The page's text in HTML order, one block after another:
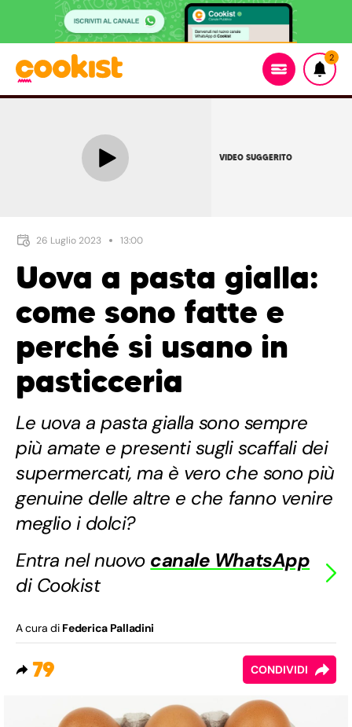
2
VIDEO SUGGERITO
26 Luglio 2023 13:00
Uova a pasta gialla:
come sono fatte e
perché si usano in
pasticceria
Le uova a pasta gialla sono sempre
più amate e presenti sugli scaffali dei
supermercati, ma è vero che sono più
genuine delle altre e che fanno venire
meglio i dolci?
Entra nel nuovo canale WhatsApp
di Cookist
A cura di Federica Palladini
79 CONDIVIDI